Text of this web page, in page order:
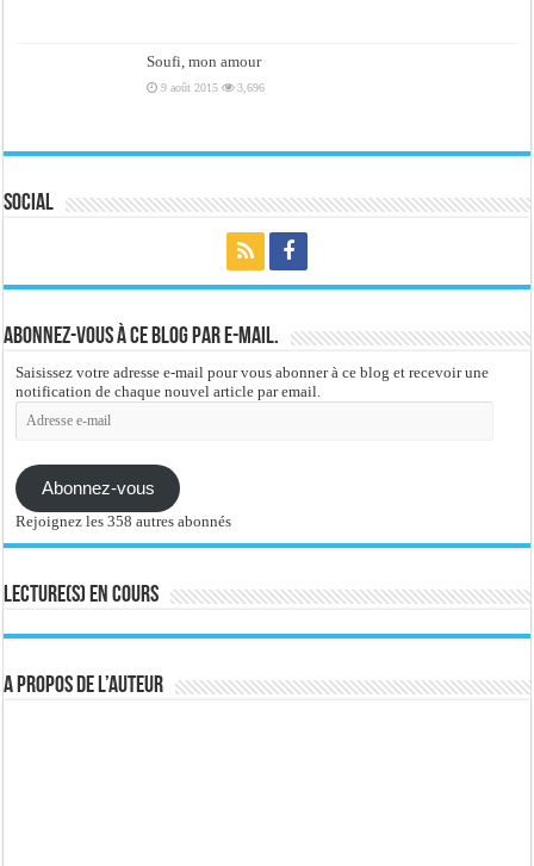
Soufi, mon amour
9 août 2015 3,696
Social
Abonnez-vous à ce blog par e-mail.
Saisissez votre adresse e-mail pour vous abonner à ce blog et recevoir une
notification de chaque nouvel article par email.
Adresse
e-
Abonnez-vous
Rejoignez les 358 autres abonnés
Lecture(s) en cours
A propos de l’auteur